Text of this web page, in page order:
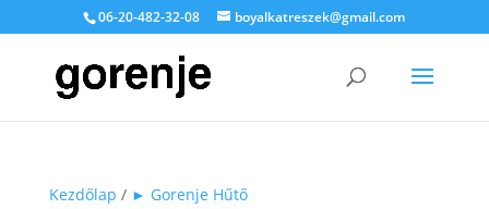
06-20-482-32-08 boyalkatreszek@gmail.com
Kezdőlap / ► Gorenje Hűtő